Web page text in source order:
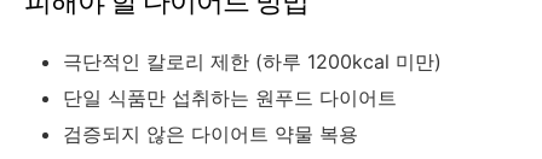
극단적인 칼로리 제한 (하루 1200kcal 미만)
단일 식품만 섭취하는 원푸드 다이어트
검증되지 않은 다이어트 약물 복용